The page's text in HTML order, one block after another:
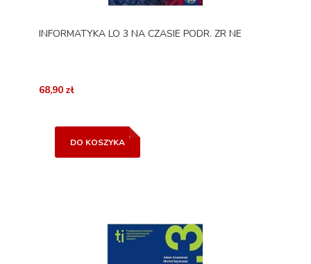
INFORMATYKA LO 3 NA CZASIE PODR. ZR NE
68,90 zł
DO KOSZYKA